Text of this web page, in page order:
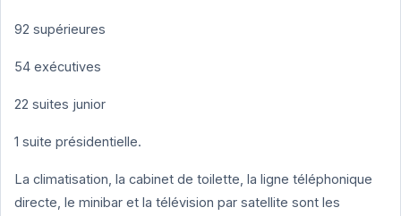
92 supérieures
54 exécutives
22 suites junior
1 suite présidentielle.
La climatisation, la cabinet de toilette, la ligne téléphonique
directe, le minibar et la télévision par satellite sont les